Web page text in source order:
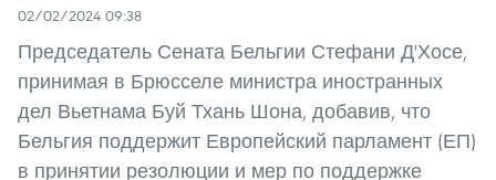
02/02/2024 09:38
Председатель Сената Бельгии Стефани Д'Хосе,
принимая в Брюсселе министра иностранных
дел Вьетнама Буй Тхань Шона, добавив, что
Бельгия поддержит Европейский парламент (ЕП)
в принятии резолюции и мер по поддержке